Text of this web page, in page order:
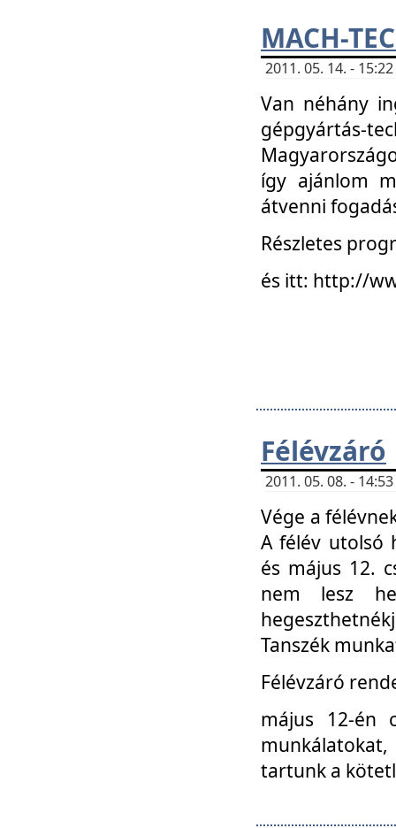
MACH-
2011. 05. 14. -
Van néhány
gépgyártás-
így ajánlom
átvenni
Részletes
és itt: http://
Félévzáró
2011. 05. 08. -
Vége a
A félév utolsó
és május 12.
nem lesz
Tanszék
Félévzáró
május 12-én
tartunk a